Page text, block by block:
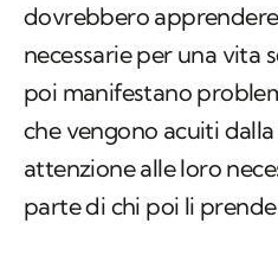
dovrebbero
necessarie per una vita
poi manifestano
che vengono acuiti
attenzione alle loro
parte di chi poi li prende